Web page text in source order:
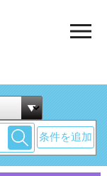
条件を追加